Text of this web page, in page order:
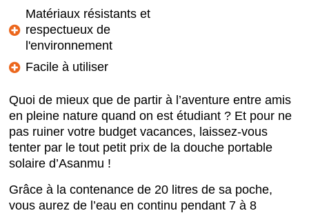
Matériaux résistants et
respectueux de
l'environnement
Facile à utiliser
Quoi de mieux que de partir à l’aventure entre amis
en pleine nature quand on est étudiant ? Et pour ne
pas ruiner votre budget vacances, laissez-vous
tenter par le tout petit prix de la douche portable
solaire d’Asanmu !
Grâce à la contenance de 20 litres de sa poche,
vous aurez de l’eau en continu pendant 7 à 8